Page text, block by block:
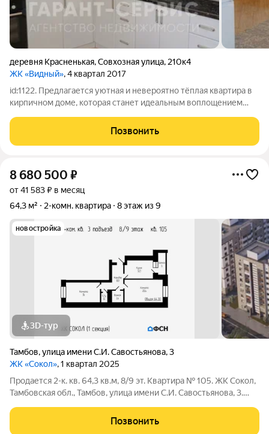
деревня Красненькая,Совхозная улица, 210к4
ЖК «Видный», 4 квартал 2017
id:1122. Предлагается уютная и невероятно тёплая квартира в
кирпичном доме, которая станет идеальным воплощением
площадью, объединяющая две светлые комнаты, наполнена
атмосферой покоя и
Позвонить
8 680 500 ₽
от 41 583 ₽ в месяц
64,3 м²
2-комн. квартира 8 этаж из 9
новостройка
3D-тур
Тамбов,улица имени С.И. Савостьянова,3
ЖК «Сокол», 1 квартал 2025
Продается 2-к. кв. 64,3 кв.м, 8/9 эт. Квартира № 105. ЖК Сокол,
Тамбовская обл., Тамбов, улица имени С.И. Савостьянова, 3.
(первый взнос от 20,1% - 1744781 ): платеж от 41583 / ВТБ
(первый
Позвонить